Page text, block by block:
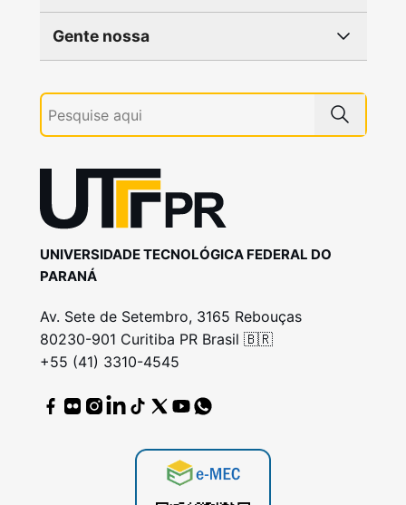
Gente nossa
UNIVERSIDADE TECNOLÓGICA FEDERAL DO
PARANÁ
Av. Sete de Setembro, 3165 Rebouças
80230-901 Curitiba PR Brasil 🇧🇷
+55 (41) 3310-4545